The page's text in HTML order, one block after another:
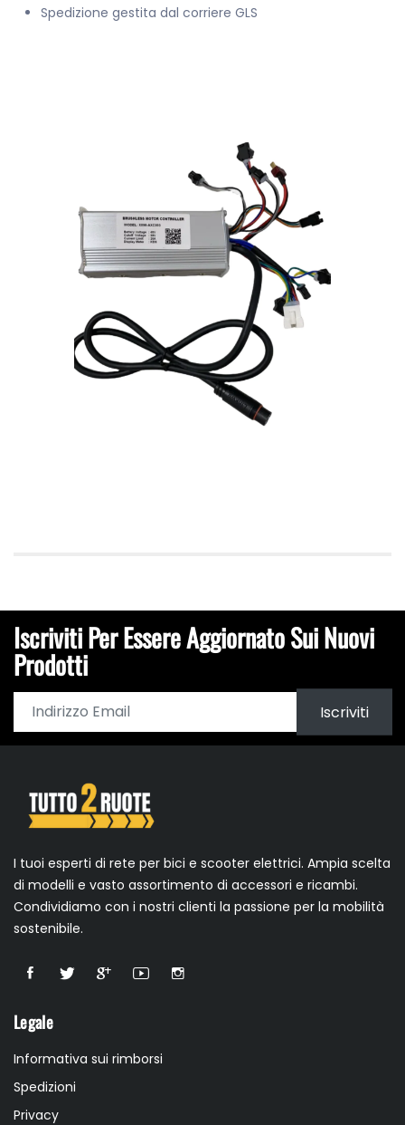
Spedizione gestita dal corriere GLS
Iscriviti Per Essere Aggiornato Sui Nuovi
Prodotti
Iscriviti
I tuoi esperti di rete per bici e scooter elettrici. Ampia scelta
di modelli e vasto assortimento di accessori e ricambi.
Condividiamo con i nostri clienti la passione per la mobilità
sostenibile.
Legale
Informativa sui rimborsi
Spedizioni
Privacy